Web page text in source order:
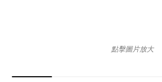
點擊圖片放大